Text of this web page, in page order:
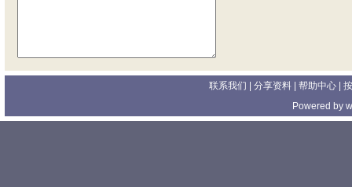
联系我们 | 分享资料 | 帮助中心
Powered by